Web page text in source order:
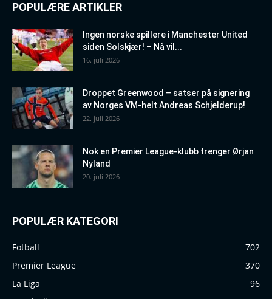
POPULÆRE ARTIKLER
Ingen norske spillere i Manchester United
siden Solskjær! – Nå vil...
16. juli 2026
Droppet Greenwood – satser på signering
av Norges VM-helt Andreas Schjelderup!
22. juli 2026
Nok en Premier League-klubb trenger Ørjan
Nyland
20. juli 2026
POPULÆR KATEGORI
Fotball
702
Premier League
370
La Liga
96